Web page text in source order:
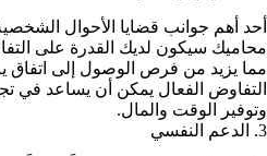
أحد أهم جوانب قضايا الأحوال
محاميك سيكون لديك القدرة على
مما يزيد من فرص الوصول إلى
التفاوض الفعال يمكن أن يساعد في
وتوفير الوقت والمال.
3. الدعم النفسي